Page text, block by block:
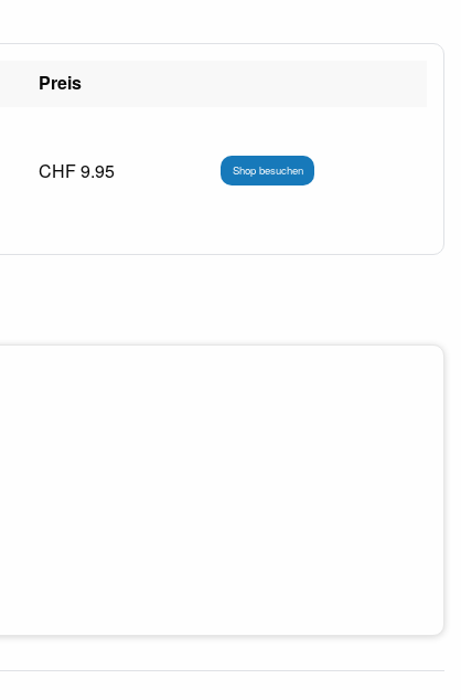
Preis
CHF 9.95 Shop besuchen